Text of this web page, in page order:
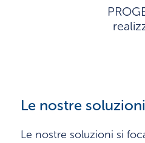
Le nostre soluzioni
Le nostre soluzioni si